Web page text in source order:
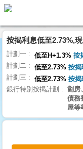
代
理
主
頁
搵
樓/
交
業
按揭利息低至2.73%,
計劃一 低至H+1.3% 按
計劃二 低至2.73% 按揭
計劃三 低至2.73% 按揭
銀行特別按揭計劃
劏房
債務
屋等